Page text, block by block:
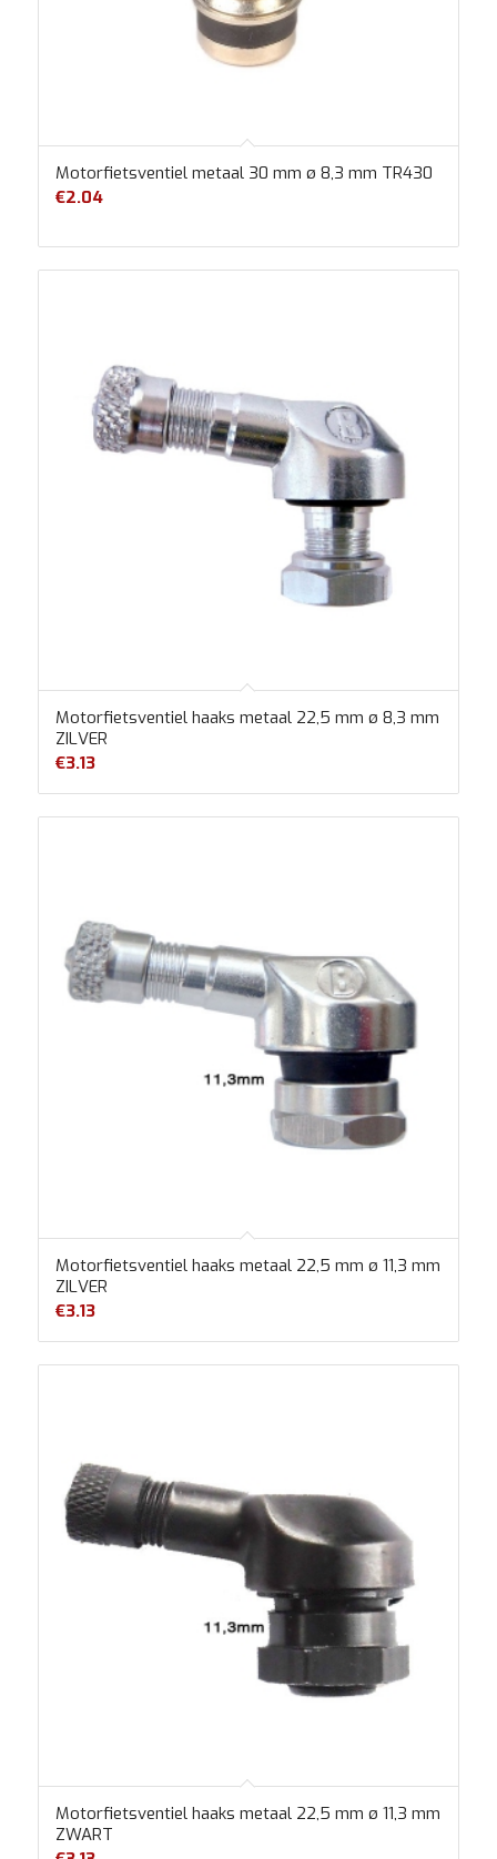
Motorfietsventiel metaal 30 mm ø 8,3 mm TR430
€2.04
Motorfietsventiel haaks metaal 22,5 mm ø 8,3 mm
ZILVER
€3.13
Motorfietsventiel haaks metaal 22,5 mm ø 11,3 mm
ZILVER
€3.13
Motorfietsventiel haaks metaal 22,5 mm ø 11,3 mm
ZWART